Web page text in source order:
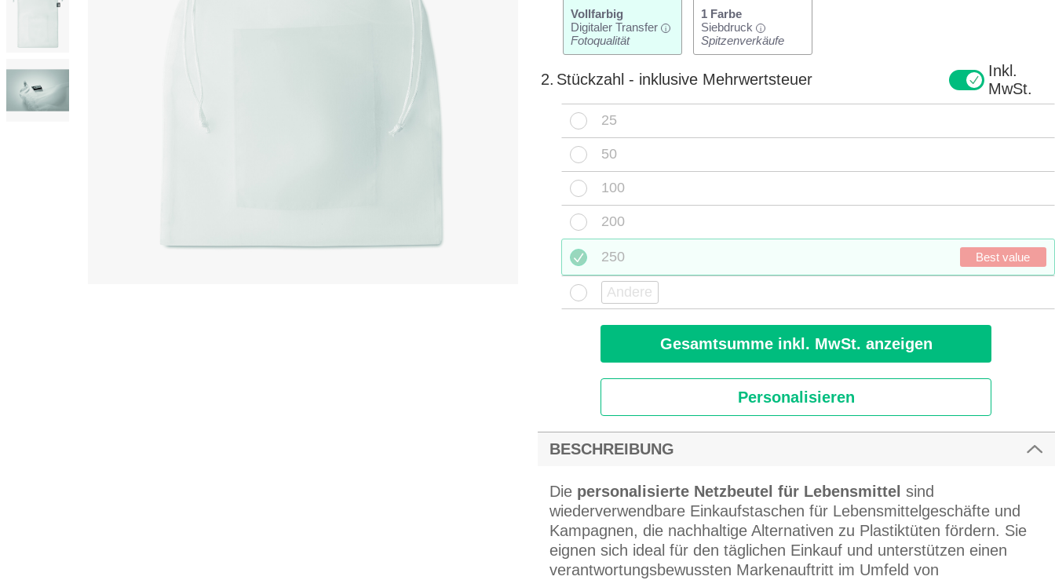
Vollfarbig
Digitaler Transfer
i
Fotoqualität
1 Farbe
Siebdruck
i
Spitzenverkäufe
2. Stückzahl - inklusive Mehrwertsteuer
Inkl.
MwSt.
25
50
100
200
250 Best value
Gesamtsumme inkl. MwSt. anzeigen
Personalisieren
BESCHREIBUNG
Die personalisierte Netzbeutel für Lebensmittel sind
wiederverwendbare Einkaufstaschen für Lebensmittelgeschäfte und
Kampagnen, die nachhaltige Alternativen zu Plastiktüten fördern. Sie
eignen sich ideal für den täglichen Einkauf und unterstützen einen
verantwortungsbewussten Markenauftritt im Umfeld von